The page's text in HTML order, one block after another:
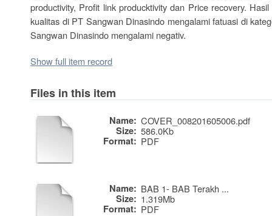
productivity, Profit link producktivity dan Price recovery.
kualitas di PT Sangwan Dinasindo mengalami fatuasi di
Sangwan Dinasindo mengalami negativ.
Show full item record
Files in this item
Name: COVER_008201605006.pdf
Size: 586.0Kb
Format: PDF
Name: BAB 1- BAB Terakh ...
Size: 1.319Mb
Format: PDF